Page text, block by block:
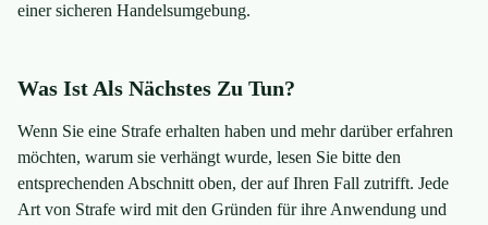
einer sicheren Handelsumgebung.
Was Ist Als Nächstes Zu Tun?
Wenn Sie eine Strafe erhalten haben und mehr darüber erfahren
möchten, warum sie verhängt wurde, lesen Sie bitte den
entsprechenden Abschnitt oben, der auf Ihren Fall zutrifft. Jede
Art von Strafe wird mit den Gründen für ihre Anwendung und